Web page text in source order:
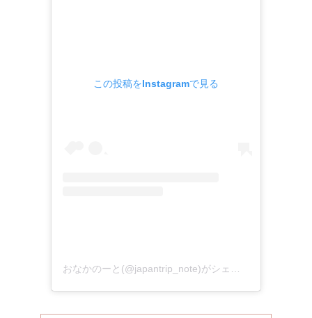
この投稿をInstagramで見る
おなかのーと(@japantrip_note)がシェアした投稿